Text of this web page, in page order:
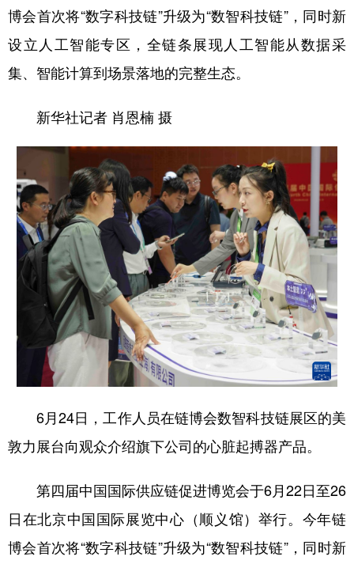
辽宁 吉林 上海 江苏
浙江 安徽 福建 江西
山东 河南 湖北
广东 广西
甘肃 青海
新疆 内蒙古 黑龙江
多语种频道
English Español Français عربى
Русский язык 日本語 한국어
Deutsch Português
博会首次将“数字科技链”升级为“数智科技链”，同时新
设立人工智能专区，全链条展现人工智能从数据采
集、智能计算到场景落地的完整生态。
新华社记者 肖恩楠 摄
6月24日，工作人员在链博会数智科技链展区的美
敦力展台向观众介绍旗下公司的心脏起搏器产品。
第四届中国国际供应链促进博览会于6月22日至26
日在北京中国国际展览中心（顺义馆）举行。今年链
博会首次将“数字科技链”升级为“数智科技链”，同时新